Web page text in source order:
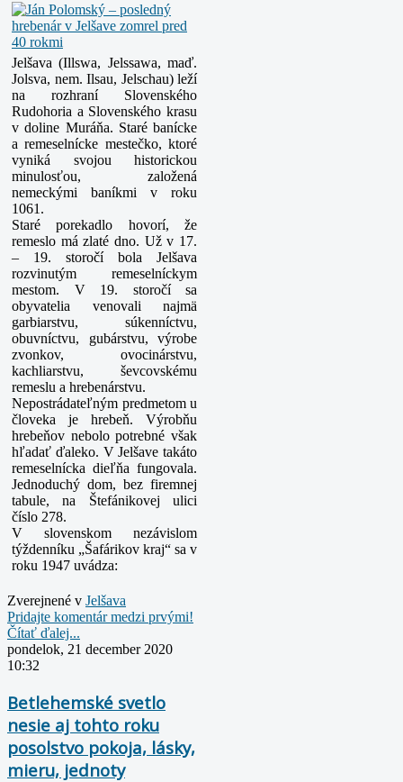
Jelšava (Illswa, Jelssawa, maď.
Jolsva, nem. Ilsau, Jelschau) leží
na rozhraní Slovenského
Rudohoria a Slovenského krasu
v doline Muráňa. Staré banícke
a remeselnícke mestečko, ktoré
vyniká svojou historickou
minulosťou, založená
nemeckými baníkmi v roku
1061.
Staré porekadlo hovorí, že
remeslo má zlaté dno. Už v 17.
– 19. storočí bola Jelšava
rozvinutým remeselníckym
mestom. V 19. storočí sa
obyvatelia venovali najmä
garbiarstvu, súkenníctvu,
obuvníctvu, gubárstvu, výrobe
zvonkov, ovocinárstvu,
kachliarstvu, ševcovskému
remeslu a hrebenárstvu.
Nepostrádateľným predmetom u
človeka je hrebeň. Výrobňu
hrebeňov nebolo potrebné však
hľadať ďaleko. V Jelšave takáto
remeselnícka dieľňa fungovala.
Jednoduchý dom, bez firemnej
tabule, na Štefánikovej ulici
číslo 278.
V slovenskom nezávislom
týždenníku „Šafárikov kraj“ sa v
roku 1947 uvádza:
Zverejnené v Jelšava
Pridajte komentár medzi prvými!
Čítať ďalej...
pondelok, 21 december 2020
10:32
Betlehemské svetlo
nesie aj tohto roku
posolstvo pokoja, lásky,
mieru, jednoty